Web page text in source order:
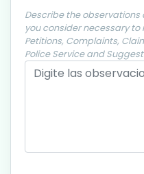
Describe the
you consider necessary
Petitions, Complaints,
Police Service and